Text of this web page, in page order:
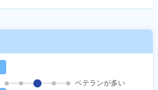
ベテランが多い